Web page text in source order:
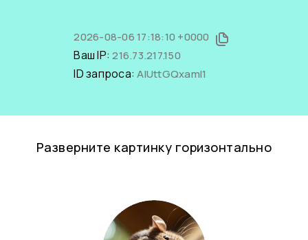
2026-08-06 17:18:10 +0000
Ваш IP:216.73.217.150
ID запроса:AIUttGQxamI1
Разверните картинку горизонтально